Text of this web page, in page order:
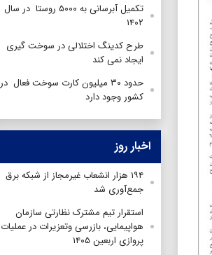
تکمیل آبرسانی به ۵۰۰۰ روستا در سال
۱۴۰۲
طرح کدینگ اختلالی در سوخت گیری
ایجاد نمی کند
حدود ۳۰ میلیون کارت سوخت فعال در
کشور وجود دارد
اخبار روز
۱۹۴ هزار انشعاب غیرمجاز از شبکه برق
جمع‌آوری شد
استقرار تیم مشترک نظارتی سازمان
هواپیمایی، بازرسی وتعزیرات در عملیات
پروازی اربعین ۱۴۰۵